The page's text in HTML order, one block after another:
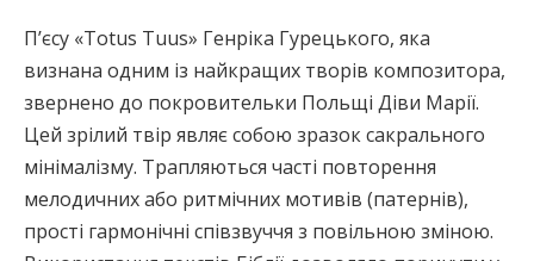
П’єсу «Totus Tuus» Генріка Гурецького, яка
визнана одним із найкращих творів композитора,
звернено до покровительки Польщі Діви Марії.
Цей зрілий твір являє собою зразок сакрального
мінімалізму. Трапляються часті повторення
мелодичних або ритмічних мотивів (патернів),
прості гармонічні співзвуччя з повільною зміною.